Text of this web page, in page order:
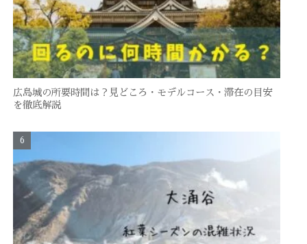
広島城の所要時間は？見どころ・モデルコース・滞在の目安
を徹底解説